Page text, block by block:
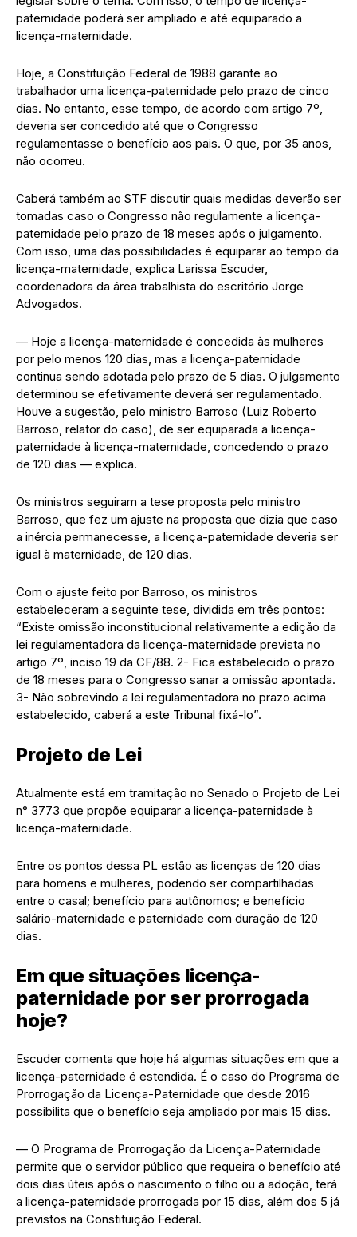
paternidade poderá ser ampliado e até equiparado a
licença-maternidade.
Hoje, a Constituição Federal de 1988 garante ao
trabalhador uma licença-paternidade pelo prazo de cinco
dias. No entanto, esse tempo, de acordo com artigo 7º,
deveria ser concedido até que o Congresso
regulamentasse o benefício aos pais. O que, por 35 anos,
não ocorreu.
Caberá também ao STF discutir quais medidas deverão ser
tomadas caso o Congresso não regulamente a licença-
paternidade pelo prazo de 18 meses após o julgamento.
Com isso, uma das possibilidades é equiparar ao tempo da
licença-maternidade, explica Larissa Escuder,
coordenadora da área trabalhista do escritório Jorge
Advogados.
— Hoje a licença-maternidade é concedida às mulheres
por pelo menos 120 dias, mas a licença-paternidade
continua sendo adotada pelo prazo de 5 dias. O julgamento
determinou se efetivamente deverá ser regulamentado.
Houve a sugestão, pelo ministro Barroso (Luiz Roberto
Barroso, relator do caso), de ser equiparada a licença-
paternidade à licença-maternidade, concedendo o prazo
de 120 dias — explica.
Os ministros seguiram a tese proposta pelo ministro
Barroso, que fez um ajuste na proposta que dizia que caso
a inércia permanecesse, a licença-paternidade deveria ser
igual à maternidade, de 120 dias.
Com o ajuste feito por Barroso, os ministros
estabeleceram a seguinte tese, dividida em três pontos:
“Existe omissão inconstitucional relativamente a edição da
lei regulamentadora da licença-maternidade prevista no
artigo 7º, inciso 19 da CF/88. 2- Fica estabelecido o prazo
de 18 meses para o Congresso sanar a omissão apontada.
3- Não sobrevindo a lei regulamentadora no prazo acima
estabelecido, caberá a este Tribunal fixá-lo”.
Projeto de Lei
Atualmente está em tramitação no Senado o Projeto de Lei
n° 3773 que propõe equiparar a licença-paternidade à
licença-maternidade.
Entre os pontos dessa PL estão as licenças de 120 dias
para homens e mulheres, podendo ser compartilhadas
entre o casal; benefício para autônomos; e benefício
salário-maternidade e paternidade com duração de 120
dias.
Em que situações licença-
paternidade por ser prorrogada
hoje?
Escuder comenta que hoje há algumas situações em que a
licença-paternidade é estendida. É o caso do Programa de
Prorrogação da Licença-Paternidade que desde 2016
possibilita que o benefício seja ampliado por mais 15 dias.
— O Programa de Prorrogação da Licença-Paternidade
permite que o servidor público que requeira o benefício até
dois dias úteis após o nascimento o filho ou a adoção, terá
a licença-paternidade prorrogada por 15 dias, além dos 5 já
previstos na Constituição Federal.